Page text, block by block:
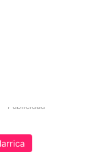
Publicidad